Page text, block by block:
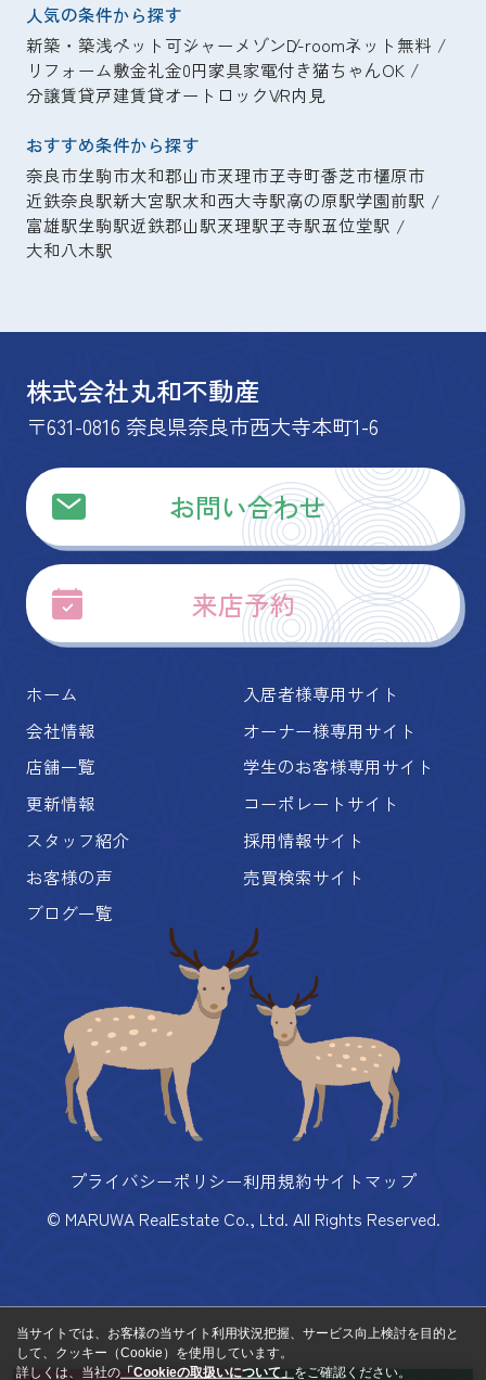
人気の条件から探す
新築・築浅ペット可シャーメゾンD-roomネット無料
リフォーム敷金礼金0円家具家電付き猫ちゃんOK
分譲賃貸戸建賃貸オートロックVR内見
おすすめ条件から探す
奈良市生駒市大和郡山市天理市王寺町香芝市橿原市
近鉄奈良駅新大宮駅大和西大寺駅高の原駅学園前駅
富雄駅生駒駅近鉄郡山駅天理駅王寺駅五位堂駅
大和八木駅
株式会社丸和不動産
〒631-0816 奈良県奈良市西大寺本町1-6
お問い合わせ
来店予約
ホーム
会社情報
店舗一覧
更新情報
スタッフ紹介
お客様の声
ブログ一覧
入居者様専用サイト
オーナー様専用サイト
学生のお客様専用サイト
コーポレートサイト
採用情報サイト
売買検索サイト
プライバシーポリシー利用規約サイトマップ
© MARUWA RealEstate Co., Ltd. All Rights Reserved.
当サイトでは、お客様の当サイト利用状況把握、サービス向上検討を目的と
して、クッキー（Cookie）を使用しています。
詳しくは、当社の 「Cookieの取扱いについて」 をご確認ください。